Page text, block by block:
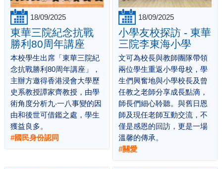
18/09/2025
東華三院紀念抗戰
勝利80周年講座
本校學生出席「東華三院紀
念抗戰勝利80周年講座」，
主辦方邀得香港浸會大學歷
史系教授譚家齊教授，由學
術角度分析九‧一八事變的因
由和後世可借鑑之處，學生
獲益良多。
#國民身份認同
18/09/2025
小學友校探訪 - 東華
三院李東海小學
文可為校長與教師團隊帶領
兩位學生重返小學母校，學
生們興奮地與小學校長及曾
任教之老師分享成長點滴，
師長們細心聆聽。與舊日恩
師及現任老師互動交流，不
僅是感恩的回訪，更是一場
溫馨的傳承。
#關愛